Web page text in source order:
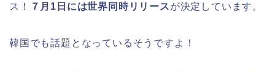
ス！
７月1日には世界同時リリースが決定しています。
韓国でも話題となっているそうですよ！